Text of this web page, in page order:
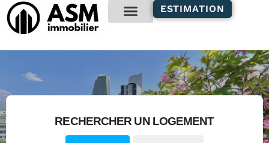
principal
ESTIMATION
RECHERCHER UN LOGEMENT